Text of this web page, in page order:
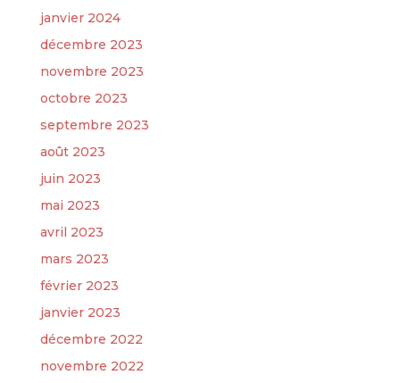
janvier 2024
décembre 2023
novembre 2023
octobre 2023
septembre 2023
août 2023
juin 2023
mai 2023
avril 2023
mars 2023
février 2023
janvier 2023
décembre 2022
novembre 2022